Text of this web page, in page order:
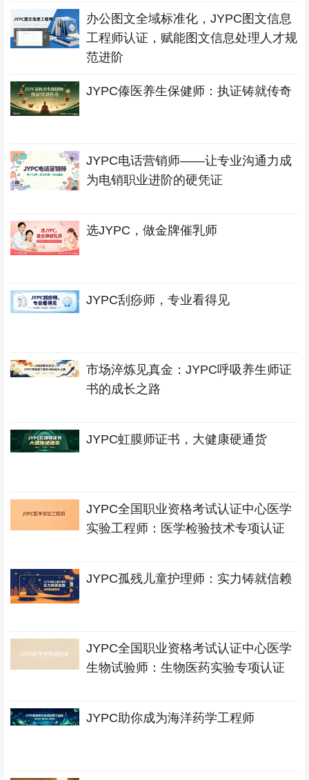
办公图文全域标准化，JYPC图文信息
工程师认证，赋能图文信息处理人才规
范进阶
JYPC傣医养生保健师：执证铸就传奇
JYPC电话营销师——让专业沟通力成
为电销职业进阶的硬凭证
选JYPC，做金牌催乳师
JYPC刮痧师，专业看得见
市场淬炼见真金：JYPC呼吸养生师证
书的成长之路
JYPC虹膜师证书，大健康硬通货
JYPC全国职业资格考试认证中心医学
实验工程师：医学检验技术专项认证
JYPC孤残儿童护理师：实力铸就信赖
JYPC全国职业资格考试认证中心医学
生物试验师：生物医药实验专项认证
JYPC助你成为海洋药学工程师